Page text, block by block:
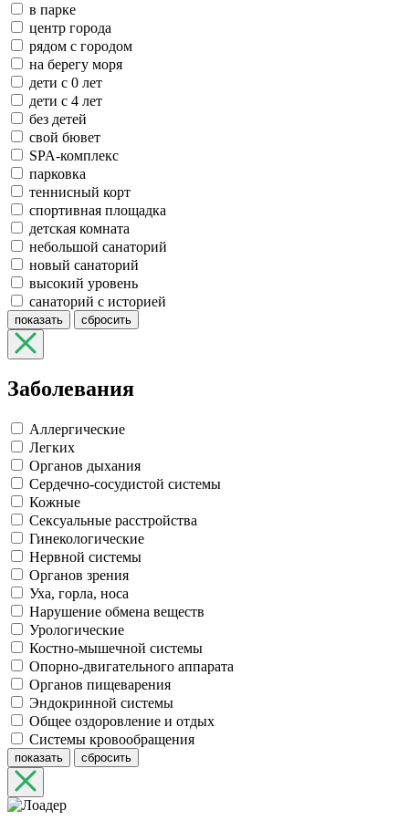
в парке
центр города
рядом с городом
на берегу моря
дети с 0 лет
дети с 4 лет
без детей
свой бювет
SPA-комплекс
парковка
теннисный корт
спортивная площадка
детская комната
небольшой санаторий
новый санаторий
высокий уровень
санаторий с историей
показать сбросить
Заболевания
Аллергические
Легких
Органов дыхания
Сердечно-сосудистой системы
Кожные
Сексуальные расстройства
Гинекологические
Нервной системы
Органов зрения
Уха, горла, носа
Нарушение обмена веществ
Урологические
Костно-мышечной системы
Опорно-двигательного аппарата
Органов пищеварения
Эндокринной системы
Общее оздоровление и отдых
Системы кровообращения
показать сбросить